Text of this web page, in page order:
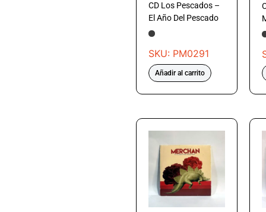
CD Los Pescados –
El Año Del Pescado
SKU: PM0291
Añadir al carrito